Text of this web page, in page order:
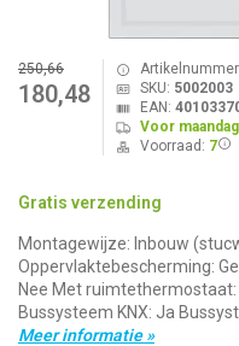
250,66
180,48
SKU: 5002003
EAN:
Voor
Voorraad: 7
Gratis verzending
Montagewijze: Inbouw
Oppervlaktebescherming:
Nee Met
Bussysteem KNX: Ja
Meer informatie »